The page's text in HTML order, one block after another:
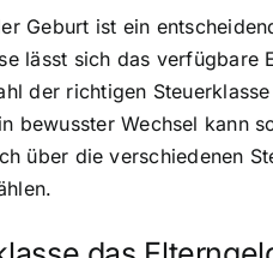
Geburt ist ein
lässt sich das
der richtigen
bewusster Wechsel kann
über die verschiedenen